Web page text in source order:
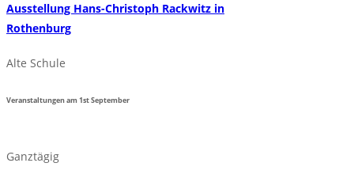
Ausstellung Hans-Christoph Rackwitz in
Rothenburg
Alte Schule
Veranstaltungen am1stSeptember
Ganztägig